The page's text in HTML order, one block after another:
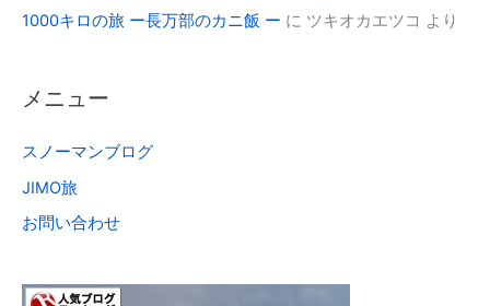
1000キロの旅 ー長万部のカニ飯 ー に ツキオカエツコ より
メニュー
スノーマンブログ
JIMO旅
お問い合わせ